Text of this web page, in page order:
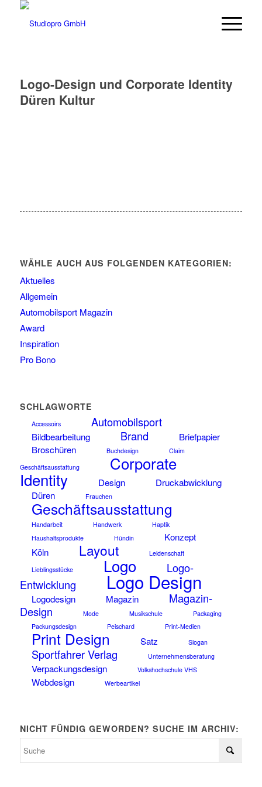
Logo-Design und Corporate Identity
Düren Kultur
WÄHLE AUCH AUS FOLGENDEN KATEGORIEN:
Aktuelles
Allgemein
Automobilsport Magazin
Award
Inspiration
Pro Bono
SCHLAGWORTE
Accessoirs Automobilsport
Bildbearbeitung Brand
Briefpapier
Broschüren
Buchdesign
Claim
Geschäftsausstattung
Corporate
Identity Design
Druckabwicklung
Düren
Frauchen
Geschäftsausstattung
Handarbeit Handwerk
Haptik
Haushaltsprodukte
Hündin
Konzept
Köln
Layout
Leidenschaft
Lieblingsstücke
Logo
Logo-
Entwicklung
Logo Design
Logodesign Magazin
Magazin-
Design
Mode Musikschule
Packaging
Packungsdesign
Peischard Print-Medien
Print Design Satz Slogan
Sportfahrer Verlag Unternehmensberatung
Verpackungsdesign Volkshochschule VHS
Webdesign Werbeartikel
NICHT FÜNDIG GEWORDEN? SUCHE IM ARCHIV: